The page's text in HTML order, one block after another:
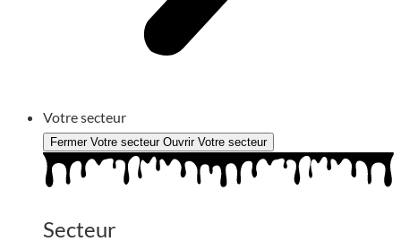
Votre secteur
Fermer Votre secteur Ouvrir Votre secteur
Secteur